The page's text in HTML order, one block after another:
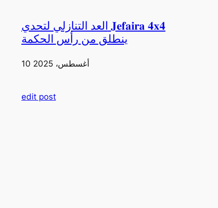
العد التنازلي لتحدي 𝐉𝐞𝐟𝐚𝐢𝐫𝐚 𝟒𝐱𝟒
ينطلق من رأس الحكمة
10 أغسطس، 2025
edit post